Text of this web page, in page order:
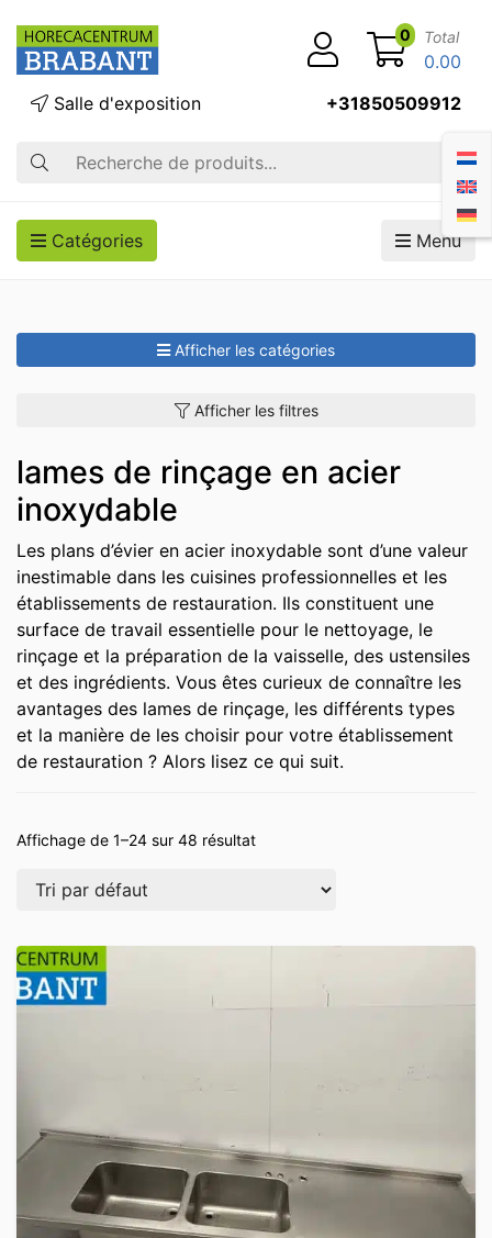
Recherche
Salle d'exposition +31850509912
0 Total
0.00
Catégories Menu
Afficher les catégories
Afficher les filtres
lames de rinçage en acier
inoxydable
Les plans d’évier en acier inoxydable sont d’une valeur
inestimable dans les cuisines professionnelles et les
établissements de restauration. Ils constituent une
surface de travail essentielle pour le nettoyage, le
rinçage et la préparation de la vaisselle, des ustensiles
et des ingrédients. Vous êtes curieux de connaître les
avantages des lames de rinçage, les différents types
et la manière de les choisir pour votre établissement
de restauration ? Alors lisez ce qui suit.
Affichage de 1–24 sur 48 résultat